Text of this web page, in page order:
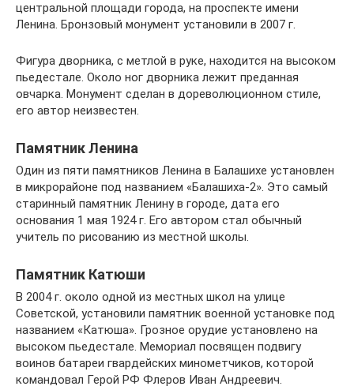
центральной площади города, на проспекте имени
Ленина. Бронзовый монумент установили в 2007 г.
Фигура дворника, с метлой в руке, находится на высоком
пьедестале. Около ног дворника лежит преданная
овчарка. Монумент сделан в дореволюционном стиле,
его автор неизвестен.
Памятник Ленина
Один из пяти памятников Ленина в Балашихе установлен
в микрорайоне под названием «Балашиха-2». Это самый
старинный памятник Ленину в городе, дата его
основания 1 мая 1924 г. Его автором стал обычный
учитель по рисованию из местной школы.
Памятник Катюши
В 2004 г. около одной из местных школ на улице
Советской, установили памятник военной установке под
названием «Катюша». Грозное орудие установлено на
высоком пьедестале. Мемориал посвящен подвигу
воинов батареи гвардейских минометчиков, которой
командовал Герой РФ Флеров Иван Андреевич.